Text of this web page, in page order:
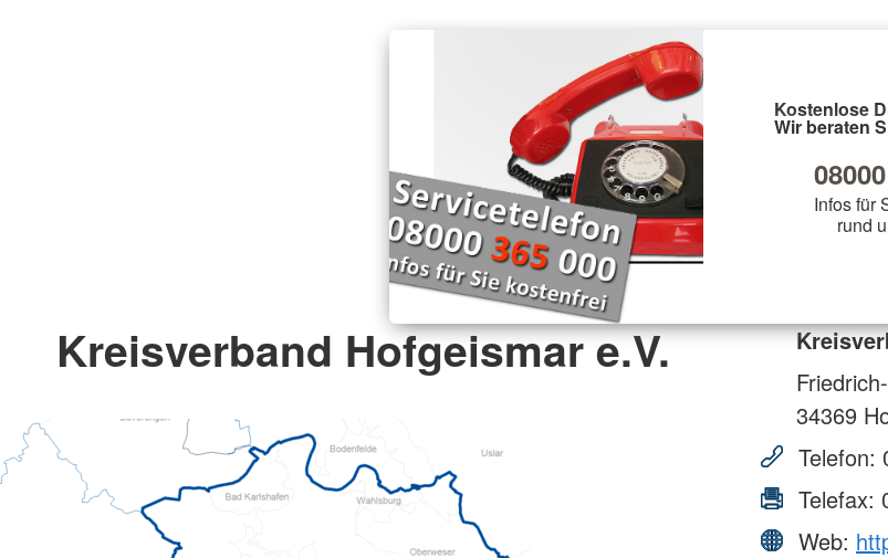
Kostenlose
Wir beraten
08000
Infos für
rund
Kreisverband Hofgeismar e.V.
34369
Telefon:
Telefax:
Web: